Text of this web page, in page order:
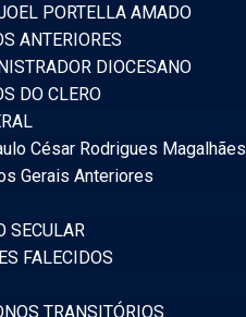
PORTELLA AMADO
ANTERIORES
DIOCESANO
DO CLERO
César Rodrigues Magalhães
Gerais Anteriores
SECULAR
FALECIDOS
TRANSITÓRIOS